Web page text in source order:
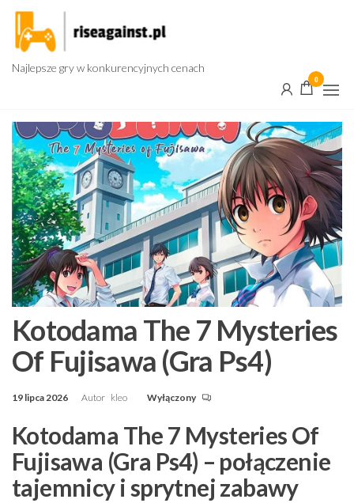
Przejdź
treści
Najlepsze gry w konkurencyjnych cenach
0
Kotodama The 7 Mysteries
Of Fujisawa (Gra Ps4)
19 lipca 2026 Autor kleo Wyłączony
Kotodama The 7 Mysteries Of
Fujisawa (Gra Ps4) – połączenie
tajemnicy i sprytnej zabawy